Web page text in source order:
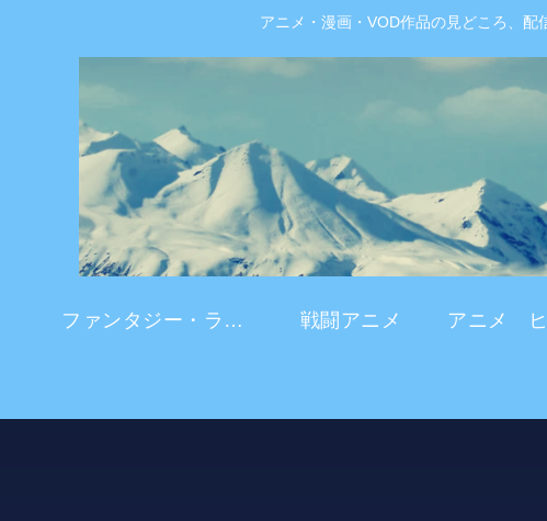
アニメ・漫画・VOD作品の見どころ、配
ファンタジー・ラブコメ 戦闘アニメ